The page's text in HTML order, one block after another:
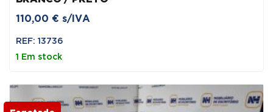
110,00 € s/IVA
REF: 13736
1 Em stock